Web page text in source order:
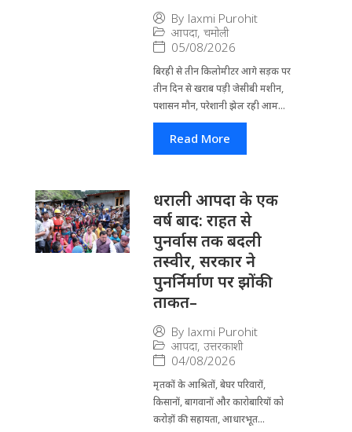
By laxmi Purohit
आपदा, चमोली
05/08/2026
बिरही से तीन किलोमीटर आगे सड़क पर
तीन दिन से खराब पड़ी जेसीबी मशीन,
पशासन मौन, परेशानी झेल रही आम...
Read More
धराली आपदा के एक
वर्ष बाद: राहत से
पुनर्वास तक बदली
तस्वीर, सरकार ने
पुनर्निर्माण पर झोंकी
ताकत–
By laxmi Purohit
आपदा, उत्तरकाशी
04/08/2026
मृतकों के आश्रितों, बेघर परिवारों,
किसानों, बागवानों और कारोबारियों को
करोड़ों की सहायता, आधारभूत...